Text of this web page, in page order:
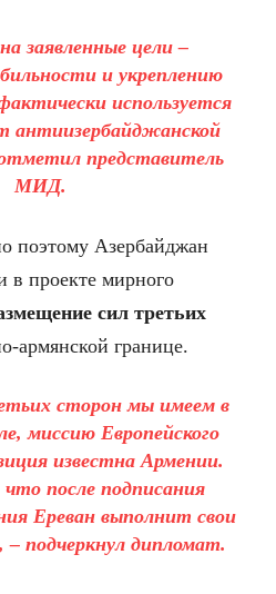
заявленные цели –
и укреплению
используется
антиизербайджанской
представитель
МИД.
поэтому Азербайджан
в проекте мирного
сил третьих
армянской границе.
сторон мы имеем в
миссию Европейского
известна Армении.
после подписания
Ереван выполнит свои
– подчеркнул дипломат.